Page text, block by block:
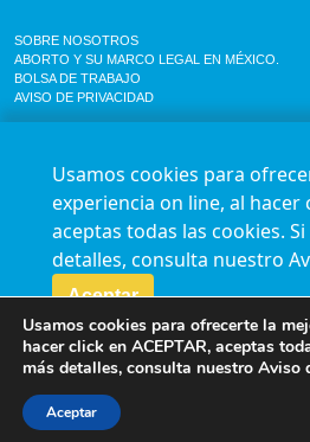
SOBRE NOSOTROS
ABORTO Y SU MARCO LEGAL EN MÉXICO.
BOLSA DE TRABAJO
AVISO DE PRIVACIDAD
Agenda en línea
Impact report
Síguenos en
use Privacy
Usamos cookies para
experiencia on line, al hacer
aceptas todas las cookies.
detalles, consulta nuestro
Aceptar
Usamos cookies para ofrecerte la
hacer click en ACEPTAR, aceptas
más detalles, consulta nuestro Aviso
Aceptar